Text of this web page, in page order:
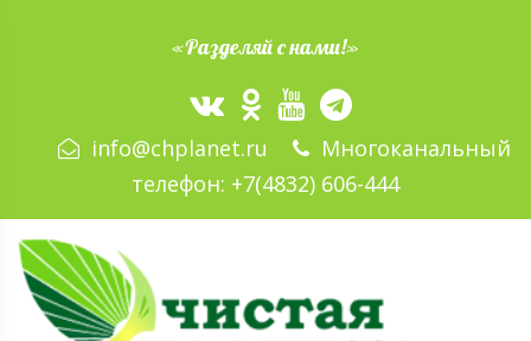
«Разделяй с нами!»
info@chplanet.ru
Многоканальный
телефон: +7(4832) 606-444